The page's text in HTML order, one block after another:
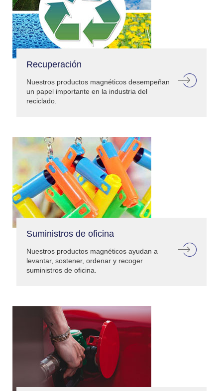
Recuperación
Nuestros productos magnéticos desempeñan
un papel importante en la industria del
reciclado.
Suministros de oficina
Nuestros productos magnéticos ayudan a
levantar, sostener, ordenar y recoger
suministros de oficina.